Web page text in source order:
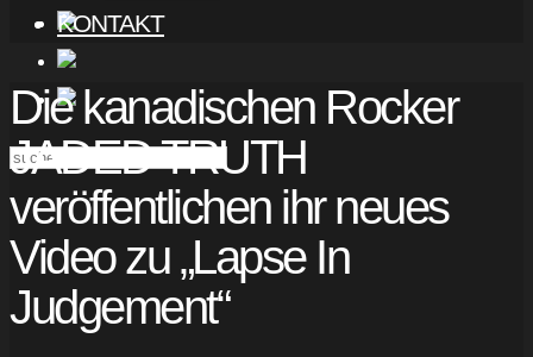
KONTAKT
Die kanadischen Rocker
JADED TRUTH
veröffentlichen ihr neues
Video zu „Lapse In
Judgement“